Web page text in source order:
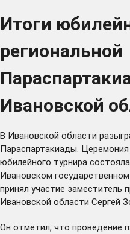
Итоги
региональной
Ивановской
В Ивановской области
Параспартакиады.
юбилейного турнира
Ивановском
принял участие заместитель
Ивановской области Сергей
Он отметил, что проведение